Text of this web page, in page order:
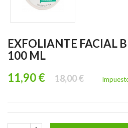
EXFOLIANTE FACIAL
100 ML
11,90 €
18,00 €